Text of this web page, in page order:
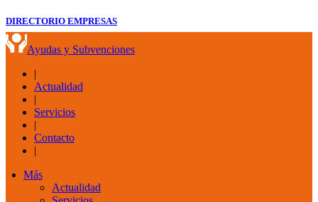
DIRECTORIO EMPRESAS
Ayudas y Subvenciones
|
Actualidad
|
Servicios
|
Contacto
|
Más
Actualidad